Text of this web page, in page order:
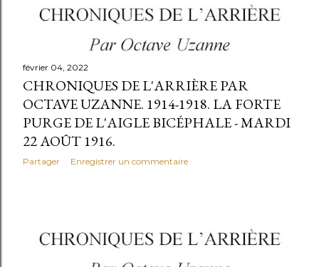
février 04, 2022
CHRONIQUES DE L'ARRIÈRE PAR
OCTAVE UZANNE. 1914-1918. LA FORTE
PURGE DE L'AIGLE BICÉPHALE - MARDI
22 AOÛT 1916.
Partager Enregistrer un commentaire